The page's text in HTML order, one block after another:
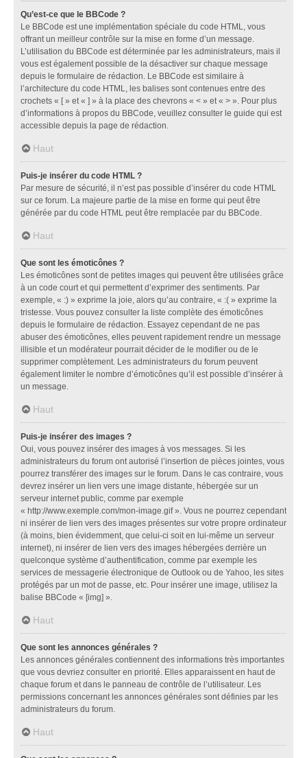
Qu’est-ce que le BBCode ?
Le BBCode est une implémentation spéciale du code HTML, vous
offrant un meilleur contrôle sur la mise en forme d’un message.
L’utilisation du BBCode est déterminée par les administrateurs, mais il
vous est également possible de la désactiver sur chaque message
depuis le formulaire de rédaction. Le BBCode est similaire à
l’architecture du code HTML, les balises sont contenues entre des
crochets « [ » et « ] » à la place des chevrons « < » et « > ». Pour plus
d’informations à propos du BBCode, veuillez consulter le guide qui est
accessible depuis la page de rédaction.
Haut
Puis-je insérer du code HTML ?
Par mesure de sécurité, il n’est pas possible d’insérer du code HTML
sur ce forum. La majeure partie de la mise en forme qui peut être
générée par du code HTML peut être remplacée par du BBCode.
Haut
Que sont les émoticônes ?
Les émoticônes sont de petites images qui peuvent être utilisées grâce
à un code court et qui permettent d’exprimer des sentiments. Par
exemple, « :) » exprime la joie, alors qu’au contraire, « :( » exprime la
tristesse. Vous pouvez consulter la liste complète des émoticônes
depuis le formulaire de rédaction. Essayez cependant de ne pas
abuser des émoticônes, elles peuvent rapidement rendre un message
illisible et un modérateur pourrait décider de le modifier ou de le
supprimer complètement. Les administrateurs du forum peuvent
également limiter le nombre d’émoticônes qu’il est possible d’insérer à
un message.
Haut
Puis-je insérer des images ?
Oui, vous pouvez insérer des images à vos messages. Si les
administrateurs du forum ont autorisé l’insertion de pièces jointes, vous
pourrez transférer des images sur le forum. Dans le cas contraire, vous
devrez insérer un lien vers une image distante, hébergée sur un
serveur internet public, comme par exemple
« http://www.exemple.com/mon-image.gif ». Vous ne pourrez cependant
ni insérer de lien vers des images présentes sur votre propre ordinateur
(à moins, bien évidemment, que celui-ci soit en lui-même un serveur
internet), ni insérer de lien vers des images hébergées derrière un
quelconque système d’authentification, comme par exemple les
services de messagerie électronique de Outlook ou de Yahoo, les sites
protégés par un mot de passe, etc. Pour insérer une image, utilisez la
balise BBCode « [img] ».
Haut
Que sont les annonces générales ?
Les annonces générales contiennent des informations très importantes
que vous devriez consulter en priorité. Elles apparaissent en haut de
chaque forum et dans le panneau de contrôle de l’utilisateur. Les
permissions concernant les annonces générales sont définies par les
administrateurs du forum.
Haut